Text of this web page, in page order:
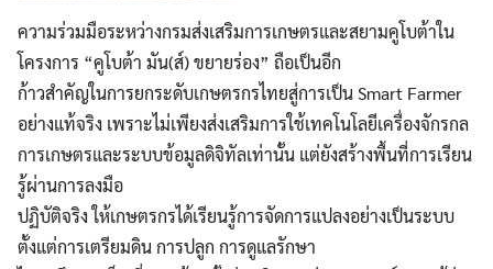
ความร่วมมือระหว่างกรมส่งเสริมการเกษตรและสยามคูโบต้าใน
โครงการ “คูโบต้า มัน(ส์) ขยายร่อง” ถือเป็นอีก
ก้าวสำคัญในการยกระดับเกษตรกรไทยสู่การเป็น Smart Farmer
อย่างแท้จริง เพราะไม่เพียงส่งเสริมการใช้เทคโนโลยีเครื่องจักรกล
การเกษตรและระบบข้อมูลดิจิทัลเท่านั้น แต่ยังสร้างพื้นที่การเรียน
รู้ผ่านการลงมือ
ปฏิบัติจริง ให้เกษตรกรได้เรียนรู้การจัดการแปลงอย่างเป็นระบบ
ตั้งแต่การเตรียมดิน การปลูก การดูแลรักษา